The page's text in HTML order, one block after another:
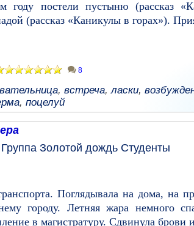
году постели пустыню (рассказ
(рассказ «Каникулы в горах»).
8
, встреча,ласки,
, поцелуй
Группа Золотой дождь Студенты
Поглядывала на дома,
городу. Летняя жара немного
в магистратуру. Сдвинула брови